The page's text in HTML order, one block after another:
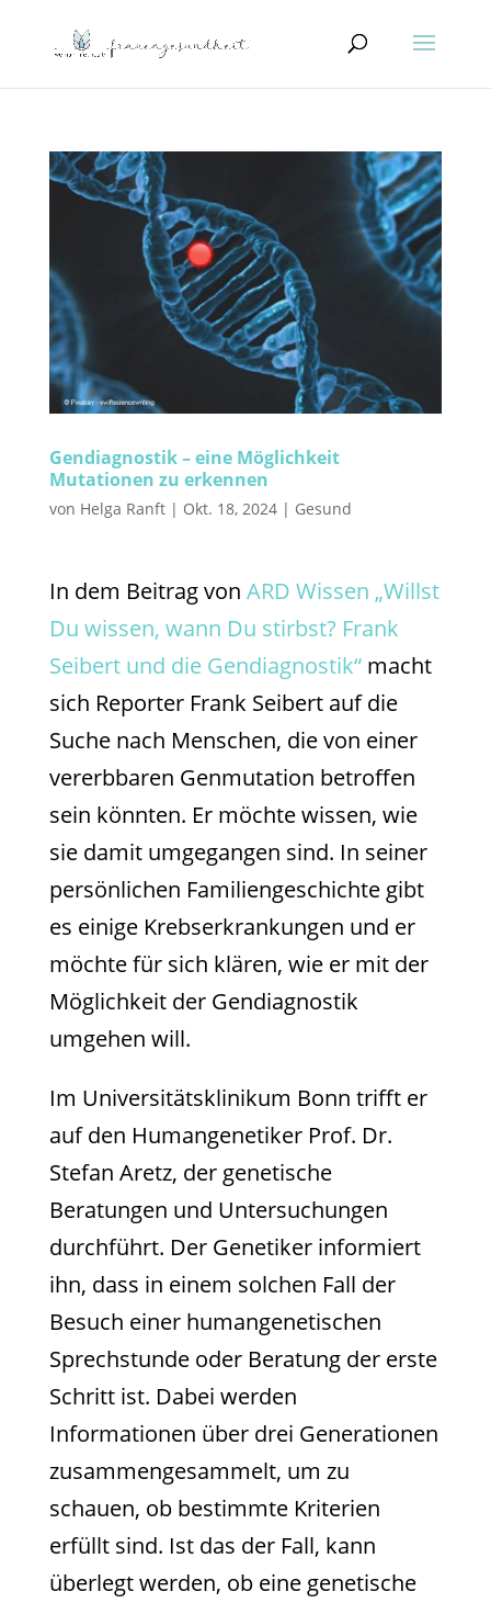
Gendiagnostik – eine Möglichkeit
Mutationen zu erkennen
von Helga Ranft| Okt. 18, 2024| Gesund
In dem Beitrag von ARD Wissen „Willst
Du wissen, wann Du stirbst? Frank
Seibert und die Gendiagnostik“macht
sich Reporter Frank Seibert auf die
Suche nach Menschen, die von einer
vererbbaren Genmutation betroffen
sein könnten. Er möchte wissen, wie
sie damit umgegangen sind. In seiner
persönlichen Familiengeschichte gibt
es einige Krebserkrankungen und er
möchte für sich klären, wie er mit der
Möglichkeit der Gendiagnostik
umgehen will.
Im Universitätsklinikum Bonn trifft er
auf den Humangenetiker Prof. Dr.
Stefan Aretz, der genetische
Beratungen und Untersuchungen
durchführt. Der Genetiker informiert
ihn, dass in einem solchen Fall der
Besuch einer humangenetischen
Sprechstunde oder Beratung der erste
Schritt ist. Dabei werden
Informationen über drei Generationen
zusammengesammelt, um zu
schauen, ob bestimmte Kriterien
erfüllt sind. Ist das der Fall, kann
überlegt werden, ob eine genetische